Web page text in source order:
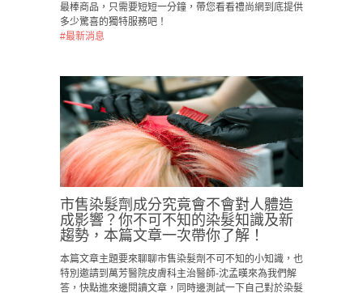
最棒商品，只需要短短一分鐘，帶您看看禮尚網到底提供
多少驚喜的獨特服務吧！
#最新消息
市售染髮劑成分究竟會不會對人體造
成影響？你不可不知的染髮知識及新
趨勢，本篇文章一次帶你了解！
本篇文章主題要來聊聊市售染髮劑不可不知的小知識，也
特別邀請到萬芳醫院皮膚科主治醫師-沈孟暵來為我們解
答，快點進來邊閱讀文章，同時邊測試一下自己對於染髮